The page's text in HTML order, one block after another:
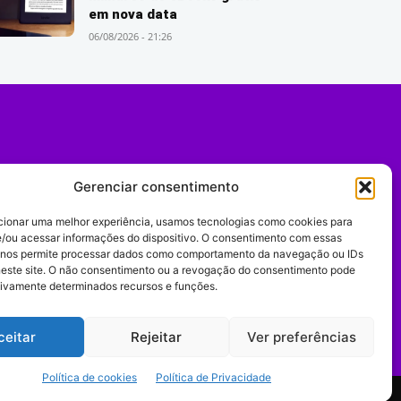
Gerenciar consentimento
uma melhor experiência, usamos tecnologias como cookies para
ou acessar informações do dispositivo. O consentimento com essas
permite processar dados como comportamento da navegação ou IDs
site. O não consentimento ou a revogação do consentimento pode
determinados recursos e funções.
Rejeitar Ver preferências
Política de cookies Política de Privacidade
em nova data
06/08/2026 - 21:26
digital.